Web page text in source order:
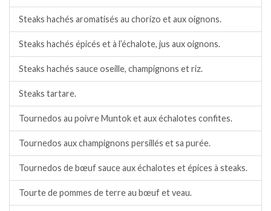
Steaks hachés aromatisés au chorizo et aux oignons.
Steaks hachés épicés et à l’échalote, jus aux oignons.
Steaks hachés sauce oseille, champignons et riz.
Steaks tartare.
Tournedos au poivre Muntok et aux échalotes confites.
Tournedos aux champignons persillés et sa purée.
Tournedos de bœuf sauce aux échalotes et épices à steaks.
Tourte de pommes de terre au bœuf et veau.